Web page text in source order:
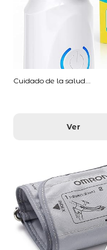
Cuidado de la salud...
Ver